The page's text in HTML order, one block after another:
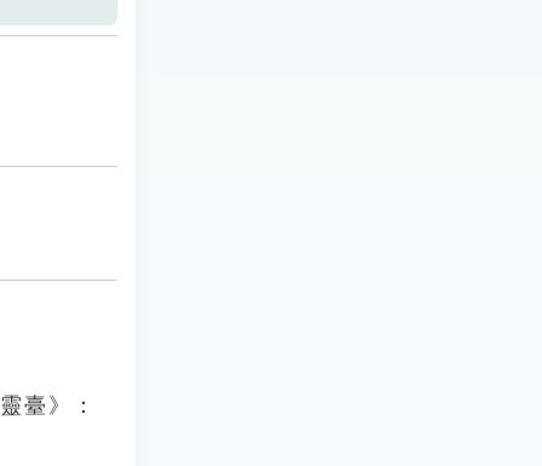
臺》：